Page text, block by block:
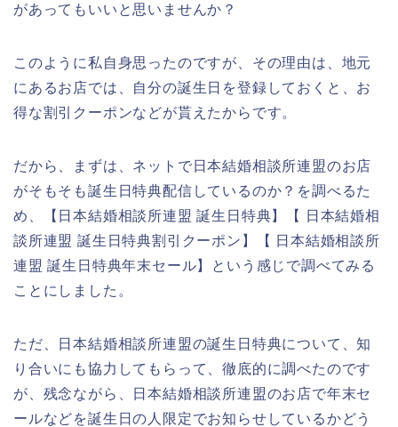
があってもいいと思いませんか？
このように私自身思ったのですが、その理由は、地元
にあるお店では、自分の誕生日を登録しておくと、お
得な割引クーポンなどが貰えたからです。
だから、まずは、ネットで日本結婚相談所連盟のお店
がそもそも誕生日特典配信しているのか？を調べるた
め、【日本結婚相談所連盟 誕生日特典】【 日本結婚相
談所連盟 誕生日特典割引クーポン】【 日本結婚相談所
連盟 誕生日特典年末セール】という感じで調べてみる
ことにしました。
ただ、日本結婚相談所連盟の誕生日特典について、知
り合いにも協力してもらって、徹底的に調べたのです
が、残念ながら、日本結婚相談所連盟のお店で年末セ
ールなどを誕生日の人限定でお知らせしているかどう